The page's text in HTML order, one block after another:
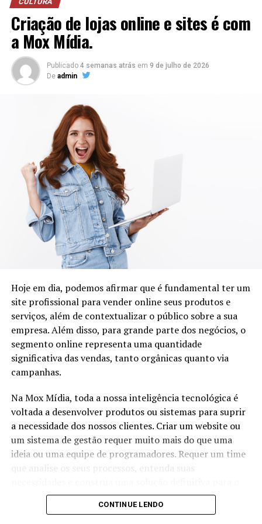
de pêssego por muitos anos”, finaliza a profissional.
credito j domingos
TÓPICOS RELACIONADOS DESTAQUE
Inteligência Artificial leva a cibersegurança a um novo
Thiago Delgado: Cirurgião plástico é referência em
Minas Gerais
Criação de lojas online e sites é com
a Mox Mídia.
Publicado 4 semanas atrás em 9 de julho de 2026
De admin
Hoje em dia, podemos afirmar que é fundamental ter um
site profissional para vender online seus produtos e
serviços, além de contextualizar o público sobre a sua
empresa. Além disso, para grande parte dos negócios, o
segmento online representa uma quantidade
significativa das vendas, tanto orgânicas quanto via
campanhas.
Na Mox Mídia, toda a nossa inteligência tecnológica é
voltada a desenvolver produtos ou sistemas para suprir
a necessidade dos nossos clientes. Criar um website ou
um sistema de gestão requer muito mais do que uma
ideia ou uma equipe de programadores. Requer um time
que analise os seus processos, entenda suas
seu problema.
CONTINUE LENDO